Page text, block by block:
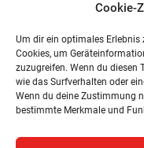
Cookie-
Um dir ein optimales Erlebnis
Cookies, um
zuzugreifen. Wenn du diesen
wie das Surfverhalten oder
Wenn du deine Zustimmung
bestimmte Merkmale und
SPD-